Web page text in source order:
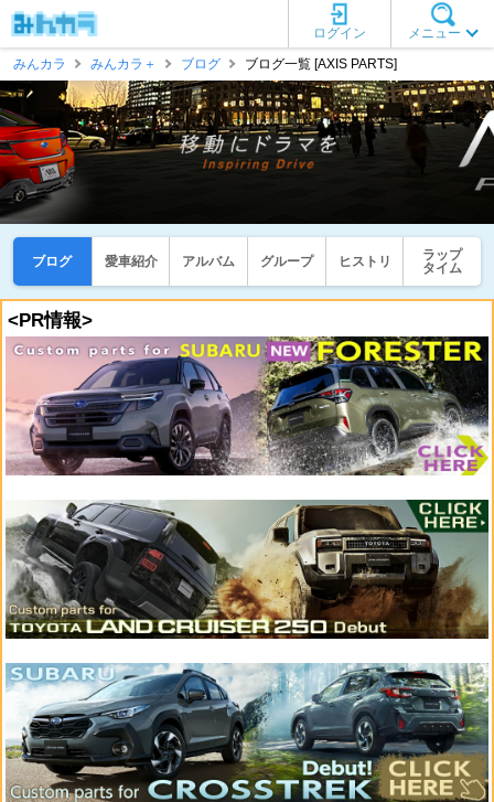
メニュー
ログイン
みんカラ
みんカラ＋ ブログ ブログ一覧 [AXIS PARTS]
ブログ 愛車紹介 アルバム グループ ヒストリ
ラップ
タイム
<PR情報>